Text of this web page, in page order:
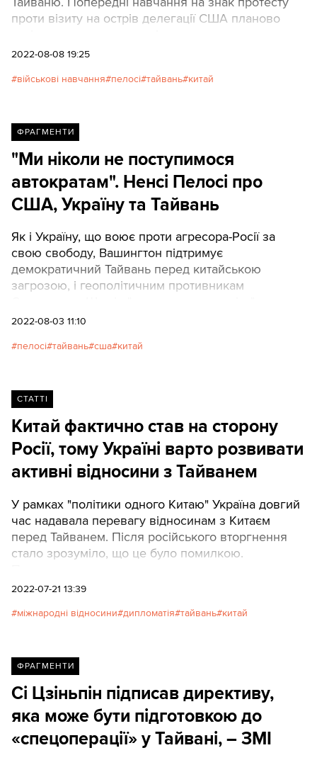
проти візиту на острів делегації США планово
2022-08-08 19:25
військові навчання пелосі тайвань китай
ФРАГМЕНТИ
"Ми ніколи не поступимося
автократам". Ненсі Пелосі про
США, Україну та Тайвань
Як і Україну, що воює проти агресора-Росії за
свою свободу, Вашингтон підтримує
демократичний Тайвань перед китайською
загрозою, і геополітичним противникам
Америка ніколи не поступиться автократам.
2022-08-03 11:10
пелосі тайвань сша китай
СТАТТІ
Китай фактично став на сторону
Росії, тому Україні варто розвивати
активні відносини з Тайванем
У рамках "політики одного Китаю" Україна довгий
час надавала перевагу відносинам з Китаєм
перед Тайванем. Після російського вторгнення
стало зрозуміло, що це було помилкою.
2022-07-21 13:39
міжнародні відносини дипломатія тайвань китай
ФРАГМЕНТИ
Сі Цзіньпін підписав директиву,
яка може бути підготовкою до
«спецоперації» у Тайвані, – ЗМІ